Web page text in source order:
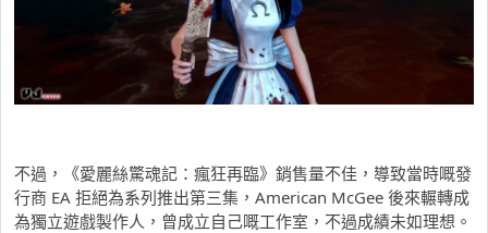
不過，《愛麗絲驚魂記：瘋狂再臨》銷售量不佳，導致當時嘅發
行商 EA 拒絕為系列推出第三集，American McGee 後來輾轉成
為獨立遊戲製作人，曾成立自己嘅工作室，不過成績未如理想。